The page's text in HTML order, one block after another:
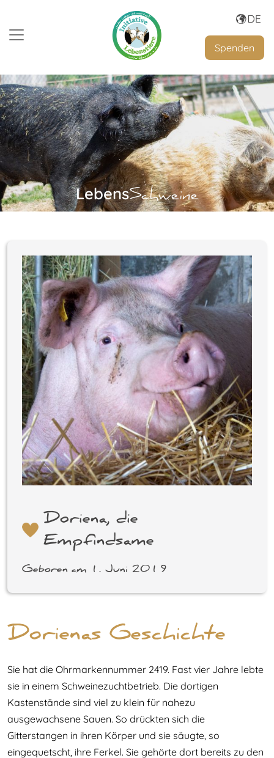
Spenden
LebensSchweine
Doriena, die
Empfindsame
Geboren am 1. Juni 2019
Dorienas Geschichte
Sie hat die Ohrmarkennummer 2419. Fast vier Jahre lebte
sie in einem Schweinezuchtbetrieb. Die dortigen
Kastenstände sind viel zu klein für nahezu
ausgewachsene Sauen. So drückten sich die
Gitterstangen in ihren Körper und sie säugte, so
eingequetscht, ihre Ferkel. Sie gehörte dort bereits zu den